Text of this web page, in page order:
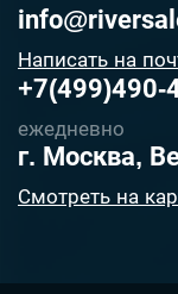
Написать на
+7(499)490-
ежедневно
г. Москва,
Смотреть на